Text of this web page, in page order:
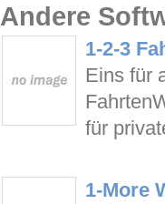
Andere
1-2-3
Eins für
für
1-More